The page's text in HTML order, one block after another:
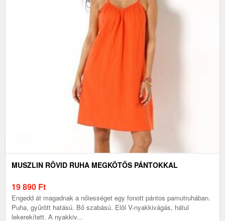
MUSZLIN RÖVID RUHA MEGKÖTŐS PÁNTOKKAL
19 890 Ft
Engedd át magadnak a nőiességet egy fonott pántos pamutruhában.
Puha, gyűrött hatású. Bő szabású. Elöl V-nyakkivágás, hátul
lekerekített. A nyakkiv...